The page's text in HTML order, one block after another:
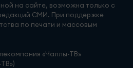
на сайте, возможна только с
СМИ. При поддержке
по печати и массовым
«Чаллы-ТВ»